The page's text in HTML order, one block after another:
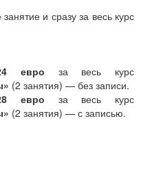
и сразу за весь курс
евро за весь курс
(2 занятия) — без записи.
евро за весь курс
(2 занятия) — с записью.